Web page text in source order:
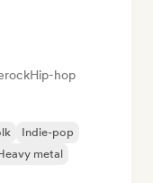
Hip-hop
Indie-pop
metal